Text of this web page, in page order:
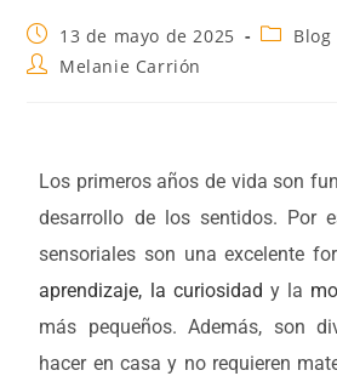
13 de mayo de 2025
Blog
Melanie Carrión
Los primeros años de vida son
desarrollo de los sentidos. Por
sensoriales son una excelente
aprendizaje, la curiosidad y la
más pequeños. Además, son
hacer en casa y no requieren